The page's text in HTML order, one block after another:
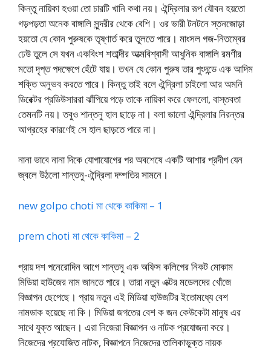
কিন্তু নায়িকা হওয়া তো চারটি খানি কথা নয়। ঐন্দ্রিলার রূপ যৌবন হয়তো
গড়পড়তা অনেক বাঙ্গালি সুন্দরীর থেকে বেশি। ওর ভারী টনটনে স্তনজোড়া
হয়তো যে কোন পুরুষকে তৃষ্ণার্ত করে তুলতে পারে। মাংসল গজ-নিতম্বের
ঢেউ তুলে সে যখন একবিংশ শতাব্দীর আত্মবিশ্বাসী আধুনিক বাঙ্গালি রমণীর
মতো দৃপ্ত পদক্ষেপে হেঁটে যায়। তখন যে কোন পুরুষ তার পুংদন্ডে এক আদিম
শক্তি অনুভব করতে পারে। কিন্তু তাই বলে ঐন্দ্রিলা চাইলো আর অমনি
ডিরেক্টর প্রডিউসাররা ঝাঁপিয়ে পড়ে তাকে নায়িকা করে ফেললো, বাস্তবতা
তেমনটি নয়। তবুও শান্তনু হাল ছাড়ে না। বলা ভালো ঐন্দ্রিলার নিরন্তর
আগ্রহের কারণেই সে হাল ছাড়তে পারে না।
নানা ভাবে নানা দিকে যোগাযোগের পর অবশেষে একটি আশার প্রদীপ যেন
জ্বলে উঠলো শান্তনু-ঐন্দ্রিলা দম্পতির সামনে।
new golpo choti মা থেকে কাকিমা – 1
prem choti মা থেকে কাকিমা – 2
প্রায় দশ পনেরোদিন আগে শান্তনু এক অফিস কলিগের নিকট মোকাম
মিডিয়া হাউজের নাম জানতে পারে। তারা নতুন এক্টর মডেলদের খোঁজে
বিজ্ঞাপন ছেপেছে। প্রায় নতুন এই মিডিয়া হাউজটির ইতোমধ্যে বেশ
নামডাক হয়েছে না কি। মিডিয়া জগতের বেশ ক জন কেউকেটা মানুষ এর
সাথে যুক্ত আছেন। এরা নিজেরা বিজ্ঞাপন ও নাটক প্রযোজনা করে।
নিজেদের প্রযোজিত নাটক, বিজ্ঞাপনে নিজেদের তালিকাভুক্ত নায়ক